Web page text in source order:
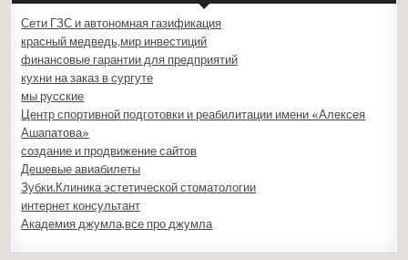
Сети ГЗС и автономная газификация
красный медведь,мир инвестиций
финансовые гарантии для предприятий
кухни на заказ в сургуте
мы русские
Центр спортивной подготовки и реабилитации имени «Алексея
Ашапатова»
создание и продвижение сайтов
Дешевые авиабилеты
Зубки.Клиника эстетической стоматологии
интернет консультант
Академия джумла,все про джумла